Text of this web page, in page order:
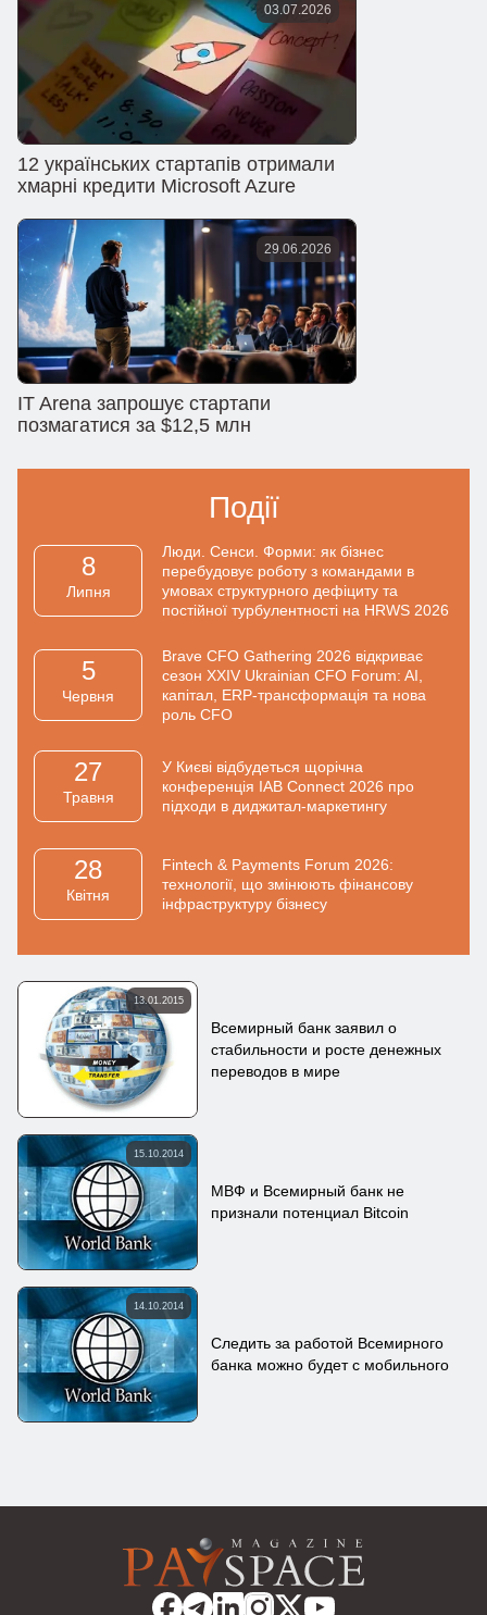
03.07.2026
12 українських стартапів отримали
хмарні кредити Microsoft Azure
29.06.2026
IT Arena запрошує стартапи
позмагатися за $12,5 млн
Події
8
Липня
Люди. Сенси. Форми: як бізнес
перебудовує роботу з командами в
умовах структурного дефіциту та
постійної турбулентності на HRWS 2026
5
Червня
Brave CFO Gathering 2026 відкриває
сезон XXIV Ukrainian CFO Forum: AI,
капітал, ERP-трансформація та нова
роль CFO
27
Травня
У Києві відбудеться щорічна
конференція IAB Connect 2026 про
підходи в диджитал-маркетингу
28
Квiтня
Fintech & Payments Forum 2026:
технології, що змінюють фінансову
інфраструктуру бізнесу
13.01.2015
Всемирный банк заявил о
стабильности и росте денежных
переводов в мире
15.10.2014
МВФ и Всемирный банк не
признали потенциал Bitcoin
14.10.2014
Следить за работой Всемирного
банка можно будет с мобильного